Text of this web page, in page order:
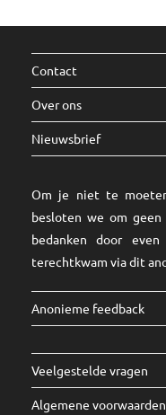
Contact
Over ons
Nieuwsbrief
Om je niet te
besloten we om
bedanken door
terechtkwam via dit
Anonieme feedback
Veelgestelde vragen
Algemene voorwaarden